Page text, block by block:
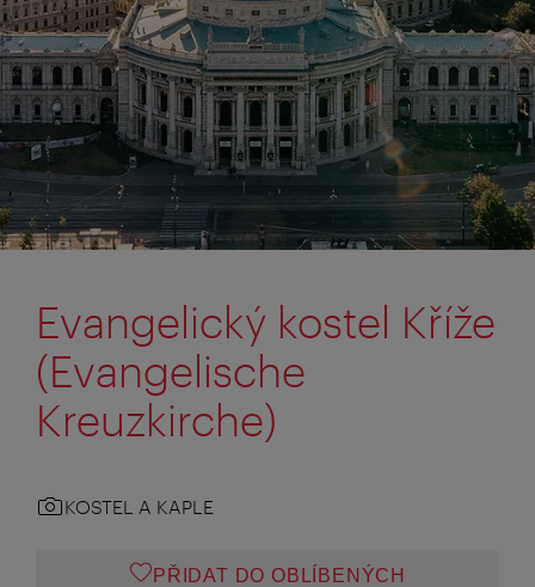
Evangelický kostel Kříže
(Evangelische
Kreuzkirche)
KOSTEL A KAPLE
PŘIDAT DO OBLÍBENÝCH